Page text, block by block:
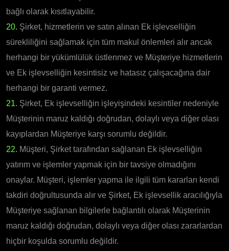
bağlı olarak kısıtlayabilir.
20. Şirket, hizmetlerin ve satın alınan Ek işlevselliğin
sürekliliğini sağlamak için tüm makul önlemleri alır ancak
herhangi bir yükümlülük üstlenmez ve Müşteriye hizmetlerin
ve Ek işlevselliğin kesintisiz ve hatasız çalışacağına dair
herhangi bir garanti vermez.
21. Şirket, Ek işlevselliğin işleyişindeki kesintiler nedeniyle
Müşterinin maruz kaldığı doğrudan, dolaylı veya diğer olası
kayıplardan Müşteriye karşı sorumlu değildir.
22. Müşteri, Şirket tarafından sağlanan Ek işlevselliğin
yatırım ve işlemler yapmak için bir tavsiye olmadığını
onaylar. Müşteri, işlemler yapma ile ilgili tüm kararları kendi
takdiri doğrultusunda alır ve Şirket, Ek işlevsellik aracılığıyla
Müşteriye sağlanan bilgilerle bağlantılı olarak Müşterinin
maruz kaldığı doğrudan, dolaylı veya diğer olası zararlardan
hiçbir koşulda sorumlu değildir.